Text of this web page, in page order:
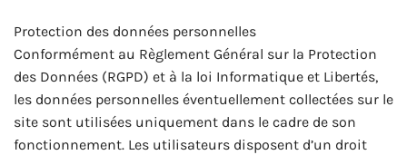
Protection des données personnelles
Conformément au Règlement Général sur la Protection
des Données (RGPD) et à la loi Informatique et Libertés,
les données personnelles éventuellement collectées sur le
site sont utilisées uniquement dans le cadre de son
fonctionnement. Les utilisateurs disposent d’un droit